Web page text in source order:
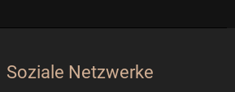
Soziale Netzwerke